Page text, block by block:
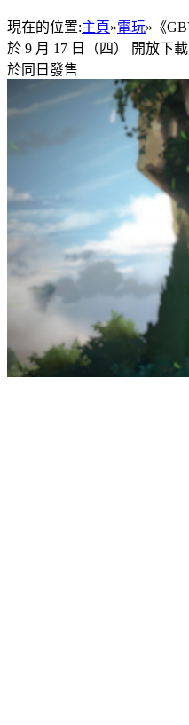
現在的位置:主頁»電玩» 《
於 9 月 17 日（四） 開放下
於同日發售